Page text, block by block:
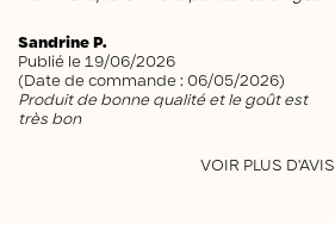
Sandrine P.
Publié le 19/06/2026
(Date de commande : 06/05/2026)
Produit de bonne qualité et le goût est
très bon
VOIR PLUS D'AVIS